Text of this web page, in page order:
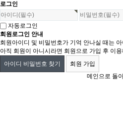
로그인
자동로그인
회원로그인 안내
회원아이디 및 비밀번호가 기억 안나실 때는
아직 회원이 아니시라면 회원으로 가입 후 이
아이디 비밀번호 찾기
회원 가입
메인으로 돌